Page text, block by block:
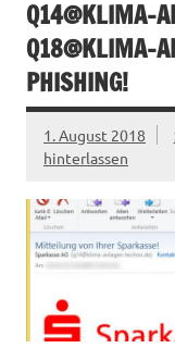
Q14@KLIMA-
Q18@KLIMA-
PHISHING!
1. August 2018
hinterlassen